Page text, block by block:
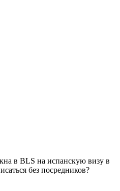
в BLS на испанскую визу в
без посредников?